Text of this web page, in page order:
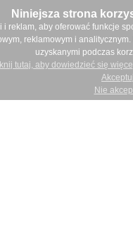
Niniejsza strona
aby oferować funkcje
reklamowym i
uzyskanymi podczas
tutaj, aby dowiedzieć się
Nie